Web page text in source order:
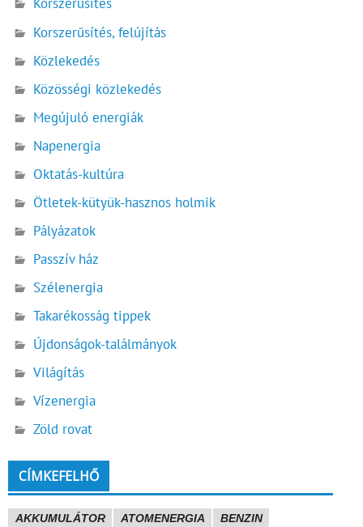
Korszerűsítés
Korszerűsítés, felújítás
Közlekedés
Közösségi közlekedés
Megújuló energiák
Napenergia
Oktatás-kultúra
Ötletek-kütyük-hasznos holmik
Pályázatok
Passzív ház
Szélenergia
Takarékosság tippek
Újdonságok-találmányok
Világítás
Vízenergia
Zöld rovat
CÍMKEFELHŐ
AKKUMULÁTOR ATOMENERGIA
BENZIN